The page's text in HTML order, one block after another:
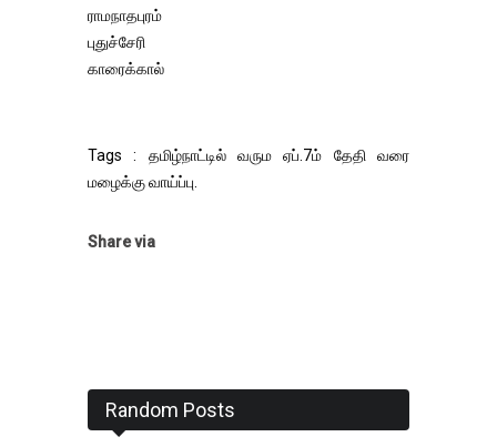
ராமநாதபுரம்
புதுச்சேரி
காரைக்கால்
Tags : தமிழ்நாட்டில் வரும ஏப்.7ம் தேதி வரை
மழைக்கு வாய்ப்பு.
Share via
Random Posts